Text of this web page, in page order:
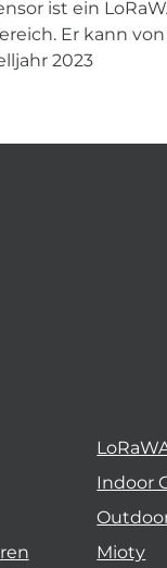
ist ein
Er kann von
2023
Indoor
Mioty